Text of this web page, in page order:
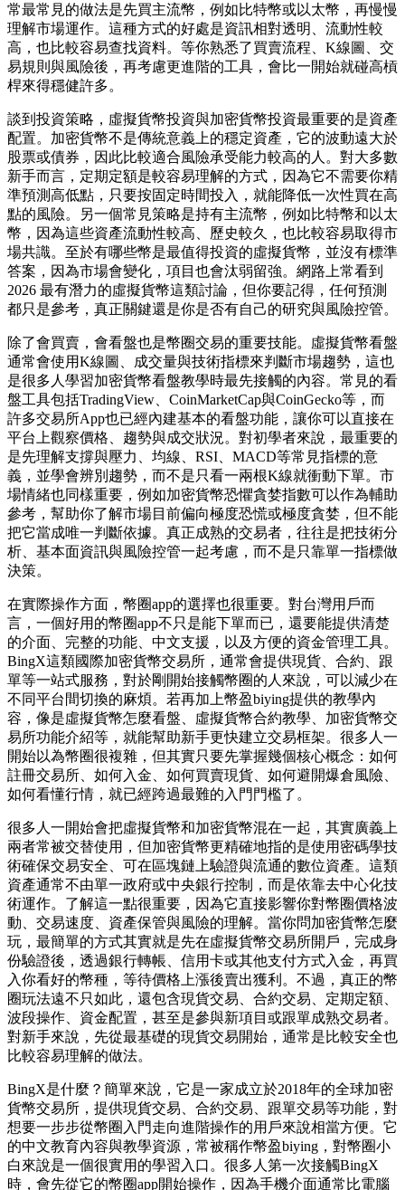
常最常見的做法是先買主流幣，例如比特幣或以太幣，再慢慢
理解市場運作。這種方式的好處是資訊相對透明、流動性較
高，也比較容易查找資料。等你熟悉了買賣流程、K線圖、交
易規則與風險後，再考慮更進階的工具，會比一開始就碰高槓
桿來得穩健許多。
談到投資策略，虛擬貨幣投資與加密貨幣投資最重要的是資產
配置。加密貨幣不是傳統意義上的穩定資產，它的波動遠大於
股票或債券，因此比較適合風險承受能力較高的人。對大多數
新手而言，定期定額是較容易理解的方式，因為它不需要你精
準預測高低點，只要按固定時間投入，就能降低一次性買在高
點的風險。另一個常見策略是持有主流幣，例如比特幣和以太
幣，因為這些資產流動性較高、歷史較久，也比較容易取得市
場共識。至於有哪些幣是最值得投資的虛擬貨幣，並沒有標準
答案，因為市場會變化，項目也會汰弱留強。網路上常看到
2026 最有潛力的虛擬貨幣這類討論，但你要記得，任何預測
都只是參考，真正關鍵還是你是否有自己的研究與風險控管。
除了會買賣，會看盤也是幣圈交易的重要技能。虛擬貨幣看盤
通常會使用K線圖、成交量與技術指標來判斷市場趨勢，這也
是很多人學習加密貨幣看盤教學時最先接觸的內容。常見的看
盤工具包括TradingView、CoinMarketCap與CoinGecko等，而
許多交易所App也已經內建基本的看盤功能，讓你可以直接在
平台上觀察價格、趨勢與成交狀況。對初學者來說，最重要的
是先理解支撐與壓力、均線、RSI、MACD等常見指標的意
義，並學會辨別趨勢，而不是只看一兩根K線就衝動下單。市
場情緒也同樣重要，例如加密貨幣恐懼貪婪指數可以作為輔助
參考，幫助你了解市場目前偏向極度恐慌或極度貪婪，但不能
把它當成唯一判斷依據。真正成熟的交易者，往往是把技術分
析、基本面資訊與風險控管一起考慮，而不是只靠單一指標做
決策。
在實際操作方面，幣圈app的選擇也很重要。對台灣用戶而
言，一個好用的幣圈app不只是能下單而已，還要能提供清楚
的介面、完整的功能、中文支援，以及方便的資金管理工具。
BingX這類國際加密貨幣交易所，通常會提供現貨、合約、跟
單等一站式服務，對於剛開始接觸幣圈的人來說，可以減少在
不同平台間切換的麻煩。若再加上幣盈biying提供的教學內
容，像是虛擬貨幣怎麼看盤、虛擬貨幣合約教學、加密貨幣交
易所功能介紹等，就能幫助新手更快建立交易框架。很多人一
開始以為幣圈很複雜，但其實只要先掌握幾個核心概念：如何
註冊交易所、如何入金、如何買賣現貨、如何避開爆倉風險、
如何看懂行情，就已經跨過最難的入門門檻了。
很多人一開始會把虛擬貨幣和加密貨幣混在一起，其實廣義上
兩者常被交替使用，但加密貨幣更精確地指的是使用密碼學技
術確保交易安全、可在區塊鏈上驗證與流通的數位資產。這類
資產通常不由單一政府或中央銀行控制，而是依靠去中心化技
術運作。了解這一點很重要，因為它直接影響你對幣圈價格波
動、交易速度、資產保管與風險的理解。當你問加密貨幣怎麼
玩，最簡單的方式其實就是先在虛擬貨幣交易所開戶，完成身
份驗證後，透過銀行轉帳、信用卡或其他支付方式入金，再買
入你看好的幣種，等待價格上漲後賣出獲利。不過，真正的幣
圈玩法遠不只如此，還包含現貨交易、合約交易、定期定額、
波段操作、資金配置，甚至是參與新項目或跟單成熟交易者。
對新手來說，先從最基礎的現貨交易開始，通常是比較安全也
比較容易理解的做法。
BingX是什麼？簡單來說，它是一家成立於2018年的全球加密
貨幣交易所，提供現貨交易、合約交易、跟單交易等功能，對
想要一步步從幣圈入門走向進階操作的用戶來說相當方便。它
的中文教育內容與教學資源，常被稱作幣盈biying，對幣圈小
白來說是一個很實用的學習入口。很多人第一次接觸BingX
時，會先從它的幣圈app開始操作，因為手機介面通常比電腦